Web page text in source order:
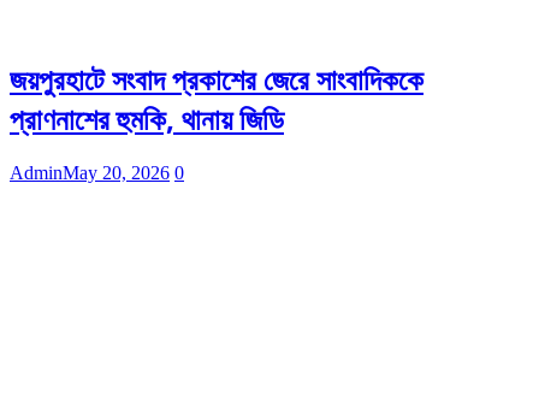
জয়পুরহাটে সংবাদ প্রকাশের জেরে সাংবাদিককে
প্রাণনাশের হুমকি, থানায় জিডি
AdminMay 20, 2026 0